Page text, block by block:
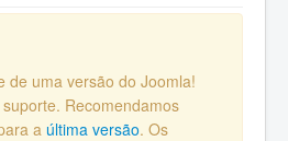
de uma versão do Joomla!
Recomendamos
a última versão. Os